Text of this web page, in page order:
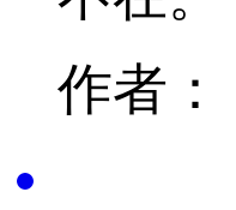
作者：